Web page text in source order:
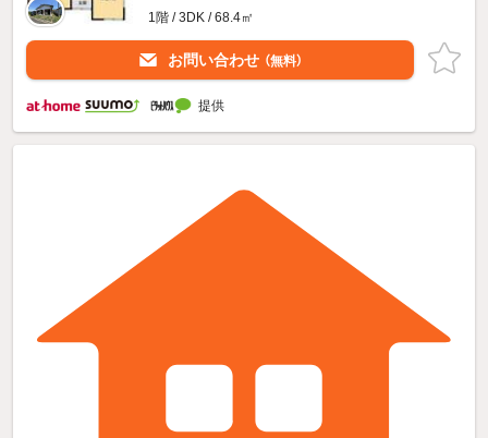
1階 / 3DK / 68.4㎡
お問い合わせ （無料）
提供